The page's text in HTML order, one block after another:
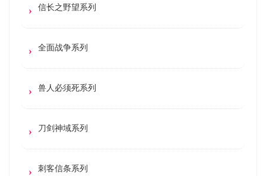
信长之野望系列
全面战争系列
兽人必须死系列
刀剑神域系列
刺客信条系列